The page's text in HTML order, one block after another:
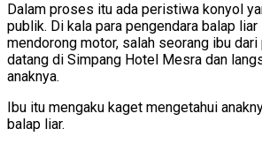
Dalam proses itu ada peristiwa konyol
publik. Di kala para pengendara balap
mendorong motor, salah seorang ibu
datang di Simpang Hotel Mesra dan
anaknya.
Ibu itu mengaku kaget mengetahui
balap liar.